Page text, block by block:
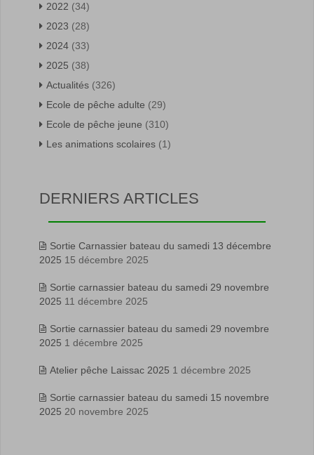
2022 (34)
2023 (28)
2024 (33)
2025 (38)
Actualités (326)
Ecole de pêche adulte (29)
Ecole de pêche jeune (310)
Les animations scolaires (1)
DERNIERS ARTICLES
Sortie Carnassier bateau du samedi 13 décembre
2025 15 décembre 2025
Sortie carnassier bateau du samedi 29 novembre
2025 11 décembre 2025
Sortie carnassier bateau du samedi 29 novembre
2025 1 décembre 2025
Atelier pêche Laissac 2025 1 décembre 2025
Sortie carnassier bateau du samedi 15 novembre
2025 20 novembre 2025